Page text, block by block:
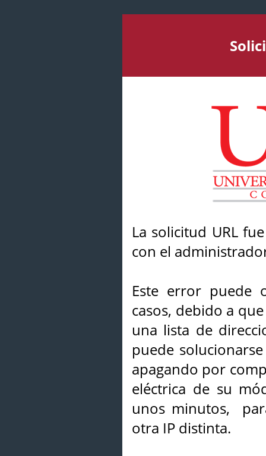
La solicitud URL
con el
Este error puede
casos, debido a
una lista de
puede
apagando por
eléctrica de su
unos minutos,
otra IP distinta.